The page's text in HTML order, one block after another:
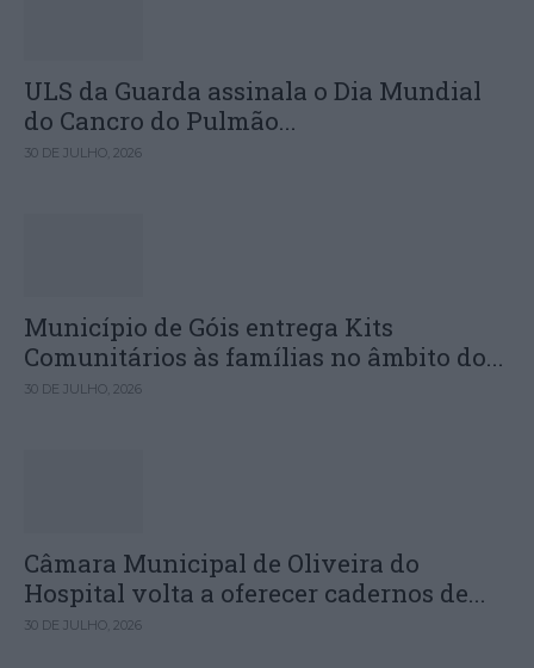
ULS da Guarda assinala o Dia Mundial
do Cancro do Pulmão...
30 DE JULHO, 2026
Município de Góis entrega Kits
Comunitários às famílias no âmbito do...
30 DE JULHO, 2026
Câmara Municipal de Oliveira do
Hospital volta a oferecer cadernos de...
30 DE JULHO, 2026